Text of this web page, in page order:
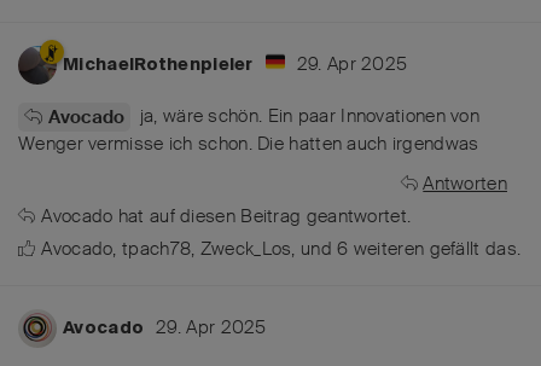
MichaelRothenpieler 29. Apr 2025
Avocado
ja, wäre schön. Ein paar Innovationen von
Wenger vermisse ich schon. Die hatten auch irgendwas
Antworten
Avocado hat auf diesen Beitrag geantwortet.
Avocado,tpach78, Zweck_Los, und6 weiteren gefällt das.
Avocado 29. Apr 2025